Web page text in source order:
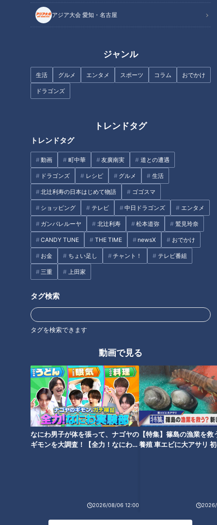
アジア大会 愛知・名古屋
ジャンル
生活 グルメ エンタメ スポーツ コラム おでかけ
ドラゴンズ
トレンドタグ
トレンドタグ
動画 町中華 友廣南実 道との遭遇
ドラゴンズ レシピ グルメ 生活
北辻利寿の日本はじめて物語 ゴゴスマ
ショッピング テレビ 中日ドラゴンズ エンタメ
ガンバレルーヤ 北辻利寿 松本道弥 鷲見玲奈
CANDY TUNE THE TIME newsX おでかけ
お金 ちょい足し チャント！ テレビ番組
三重 上田家
タグ検索
タグを検索できます
動画で見る
なにわ男子が体を張って、ナゴヤの
ギモンを大調査！【全力！なにわ実
2026/08/06 12:00
【特集】篠島の漁業を救
養殖 車エビに大アサリ
索に迫る！
ここまで進化 建設業の魅力発見
建設業界 将来の担い手確保
開幕6試合を勝率5割キープ！新
生・与田ドラゴンズ野球の姿と
仕事も子どもも諦めない。“卵子
凍結”という新しい選択肢
これから暑い夏！マスク、手洗
いによる肌荒れの予防法と注意
点は？
チャント！
ランキング
RANKING
24時間 週間 月間